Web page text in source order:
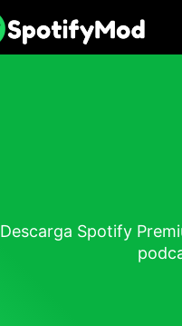
Descarga Spotify